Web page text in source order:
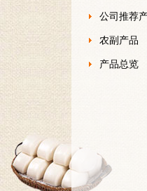
公司推荐
农副产品
产品总览